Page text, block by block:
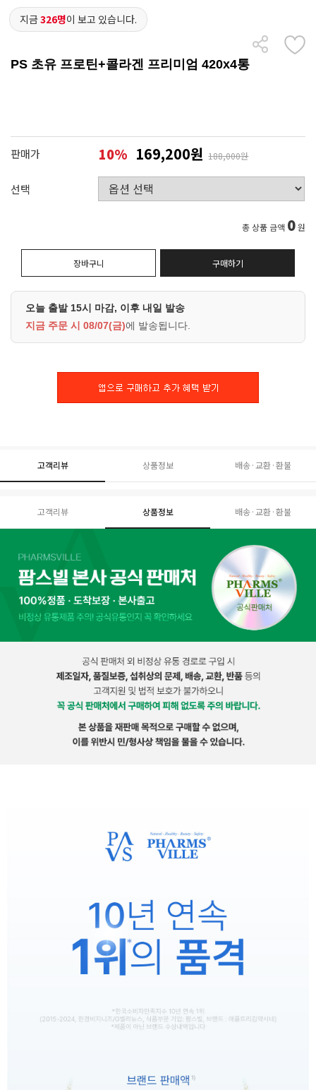
지금326명이 보고 있습니다.
PS 초유 프로틴+콜라겐 프리미엄 420x4통
판매가 10% 169,200원 188,000원
선택
총 상품 금액 0원
장바구니 구매하기
오늘 출발 15시 마감, 이후 내일 발송
지금 주문 시 08/07(금)에 발송됩니다.
고객리뷰 상품정보 배송·교환·환불
고객리뷰 상품정보 배송·교환·환불